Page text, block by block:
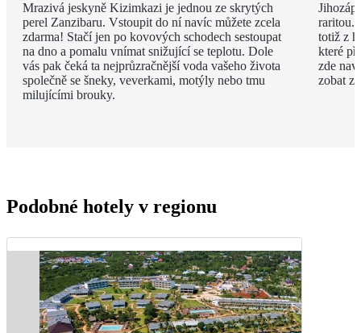
Mrazivá jeskyně Kizimkazi je jednou ze skrytých
perel Zanzibaru. Vstoupit do ní navíc můžete zcela
zdarma! Stačí jen po kovových schodech sestoupat
na dno a pomalu vnímat snižující se teplotu. Dole
vás pak čeká ta nejprůzračnější voda vašeho života
společně se šneky, veverkami, motýly nebo tmu
milujícími brouky.
raritou.
totiž z
které
zde
zobat z
Podobné hotely v regionu